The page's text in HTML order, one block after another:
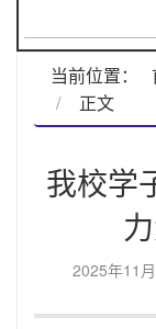
当前位置：
正文
我校学
2025年11